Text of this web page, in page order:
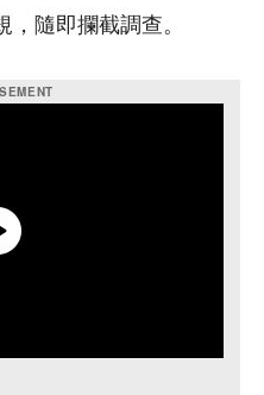
隨即攔截調查。